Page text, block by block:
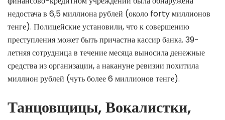
недостача в 6,5 миллиона рублей (около forty миллионов
тенге). Полицейские установили, что к совершению
преступления может быть причастна кассир банка. 39-
летняя сотрудница в течение месяца выносила денежные
средства из организации, а накануне ревизии похитила
миллион рублей (чуть более 6 миллионов тенге).
Танцовщицы, Вокалистки,